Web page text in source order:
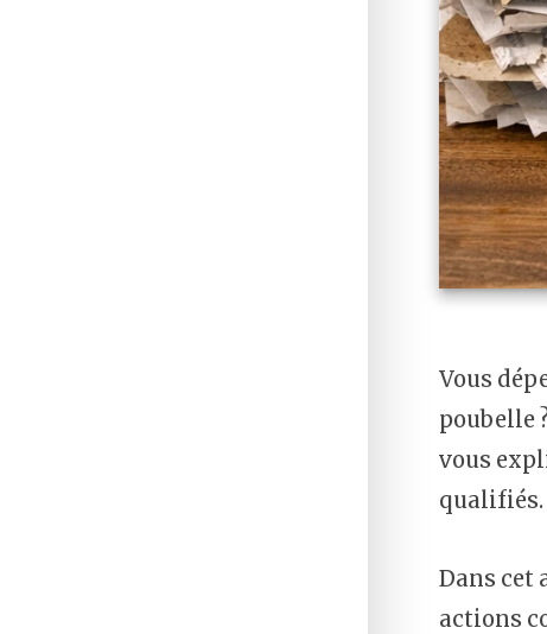
Vous
poubelle
vous
qualifiés.
Dans cet
actions